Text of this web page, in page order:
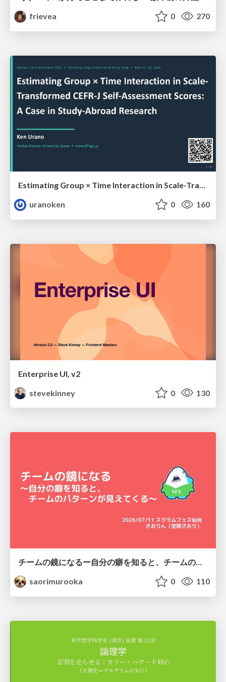
frievea
0 270
Estimating Group × Time Interaction in Scale-Transformed CEFR-J Self-Assessment Scores: A Case in Study-Abroad Research
uranoken
0 160
Enterprise UI, v2
stevekinney
0 130
チームの鏡になるー自分の癖を知ると、チームのパターンが見えてくる@スクフェス仙台
saorimurooka
0 110